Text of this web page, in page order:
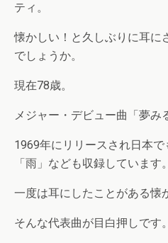
ティ。
懐かしい！と久しぶりに耳に
でしょうか。
現在78歳。
メジャー・デビュー曲「夢み
1969年にリリースされ日本
「雨」なども収録しています。
一度は耳にしたことがある懐
そんな代表曲が目白押しです。